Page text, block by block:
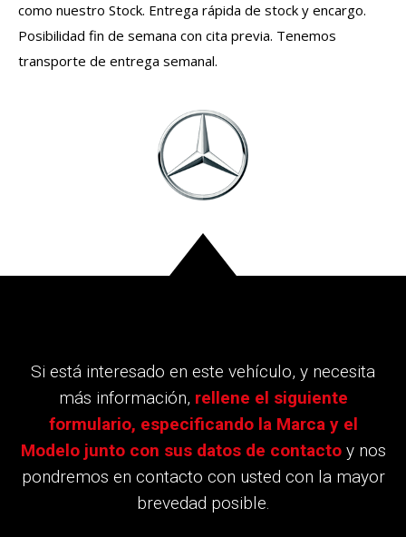
como nuestro Stock. Entrega rápida de stock y encargo.
Posibilidad fin de semana con cita previa. Tenemos
transporte de entrega semanal.
Si está interesado en este vehículo, y necesita
más información, rellene el siguiente
formulario, especificando la Marca y el
Modelo junto con sus datos de contactoy nos
pondremos en contacto con usted con la mayor
brevedad posible.